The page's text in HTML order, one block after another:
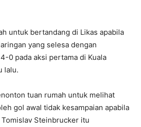
untuk bertandang di Likas apabila
yang selesa dengan
0 pada aksi pertama di Kuala
lalu.
tuan rumah untuk melihat
gol awal tidak kesampaian apabila
Steinbrucker itu